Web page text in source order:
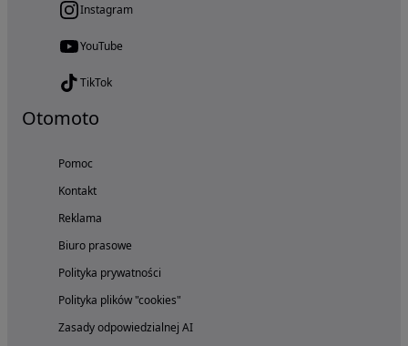
Instagram
YouTube
TikTok
Otomoto
Pomoc
Kontakt
Reklama
Biuro prasowe
Polityka prywatności
Polityka plików "cookies"
Zasady odpowiedzialnej AI